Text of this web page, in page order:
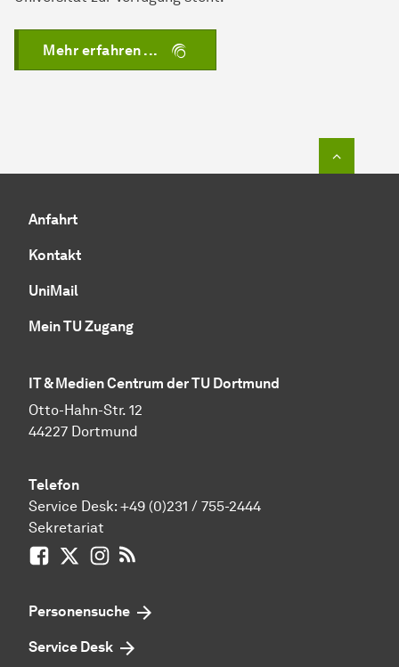
Mehr erfahren ...
Anfahrt
Kontakt
UniMail
Mein TU Zugang
IT & Medien Centrum der TU Dortmund
Otto-Hahn-Str. 12
44227 Dortmund
Telefon
Service Desk: +49 (0)231 / 755-2444
Sekretariat
FacebookX / vormals Twitter
Instagram
Personensuche
Service Desk